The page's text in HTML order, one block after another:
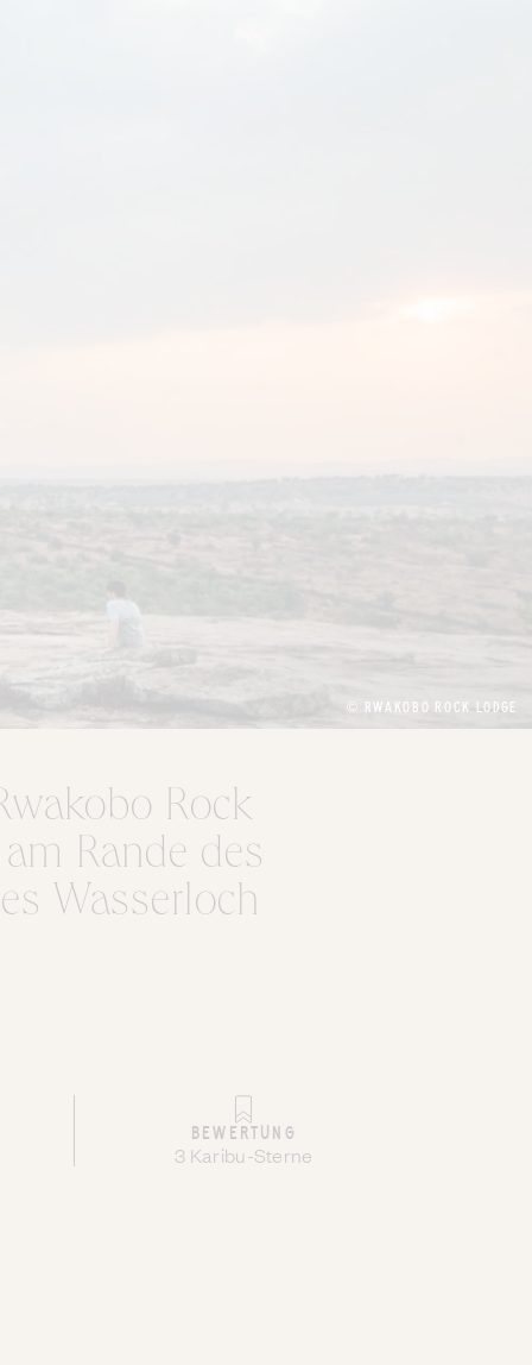
© RWAKOBO ROCK LODGE
Rock
Rande des
Wasserloch
BEWERTUNG
3 Karibu-Sterne